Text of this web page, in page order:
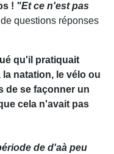
! "Et ce n'est pas
questions réponses
qu'il pratiquait
natation, le vélo ou
de se façonner un
cela n'avait pas
de d'aà peu